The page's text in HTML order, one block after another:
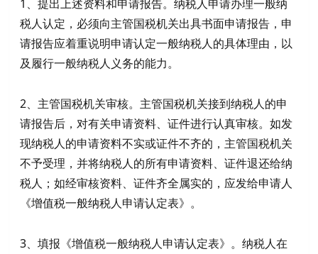
1、提出上述资料和申请报告。纳税人申请办理一般纳
税人认定，必须向主管国税机关出具书面申请报告，申
请报告应着重说明申请认定一般纳税人的具体理由，以
及履行一般纳税人义务的能力。
2、主管国税机关审核。主管国税机关接到纳税人的申
请报告后，对有关申请资料、证件进行认真审核。如发
现纳税人的申请资料不实或证件不齐的，主管国税机关
不予受理，并将纳税人的所有申请资料、证件退还给纳
税人；如经审核资料、证件齐全属实的，应发给申请人
《增值税一般纳税人申请认定表》。
3、填报《增值税一般纳税人申请认定表》。纳税人在